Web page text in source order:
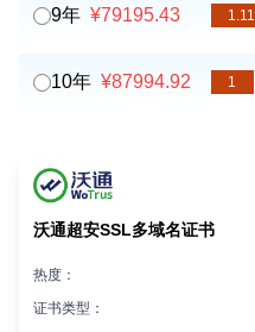
9年 ¥79195.43 1.11
10年 ¥87994.92 1
沃通超安SSL多域名证书
热度：
证书类型：